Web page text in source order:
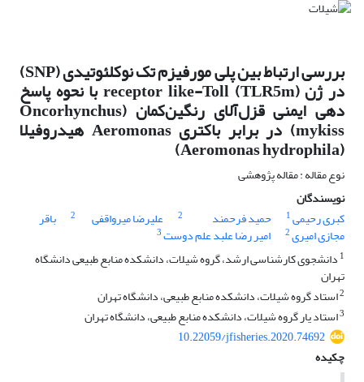
بررسی ارتباط بین پلی مورفیزم تک نوکلئوتیدی (SNP)
در ژن (TLR5m) receptor like-Toll با نحوه پاسخ
دهی ایمنی قزل‌آلای رنگین‌کمان (Oncorhynchus
mykiss) در برابر باکتری Aeromonas هیدروفیلا
(Aeromonas hydrophila)
نوع مقاله : مقاله پژوهشی
نویسندگان
کبری رحیمی1 حمید فرحمند 2 علیرضا میرواقفی 2 باقر
مجازی امیری2 امیر رضا علبد علم دوست3
1 دانشجوی کارشناسی ارشد، گروه شیلات، دانشکده منابع طبیعی دانشگاه
تهران
2استاد گروه شیلات، دانشکده منابع طبیعی، دانشگاه تهران
3استاد یار گروه شیلات، دانشکده منابع طبیعی، دانشگاه تهران
10.22059/jfisheries.2020.74692
چکیده